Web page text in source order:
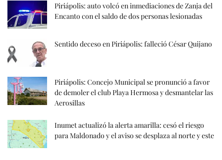
Piriápolis: auto volcó en inmediaciones de Zanja del
Encanto con el saldo de dos personas lesionadas
Sentido deceso en Piriápolis: falleció César Quijano
Piriápolis: Concejo Municipal se pronunció a favor
de demoler el club Playa Hermosa y desmantelar las
Aerosillas
Inumet actualizó la alerta amarilla: cesó el riesgo
para Maldonado y el aviso se desplaza al norte y este